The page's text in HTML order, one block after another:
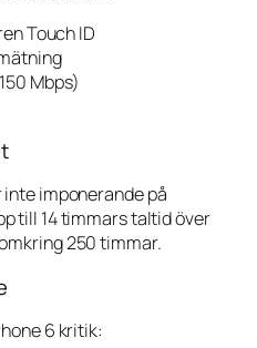
Touch ID
Mbps)
inte imponerande på
till 14 timmars taltid över
250 timmar.
6 kritik: